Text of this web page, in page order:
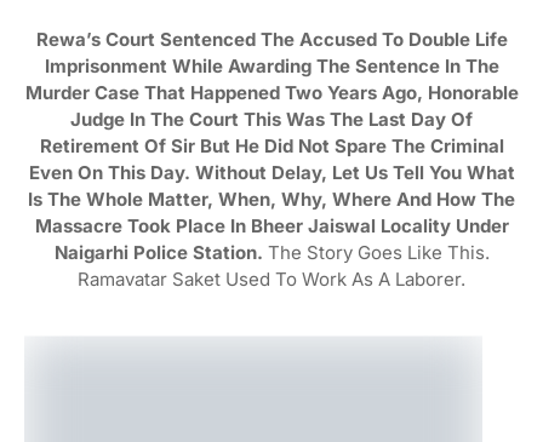
Rewa’s Court Sentenced The Accused To Double Life
Imprisonment While Awarding The Sentence In The
Murder Case That Happened Two Years Ago, Honorable
Judge In The Court This Was The Last Day Of
Retirement Of Sir But He Did Not Spare The Criminal
Even On This Day. Without Delay, Let Us Tell You What
Is The Whole Matter, When, Why, Where And How The
Massacre Took Place In Bheer Jaiswal Locality Under
Naigarhi Police Station. The Story Goes Like This.
Ramavatar Saket Used To Work As A Laborer.